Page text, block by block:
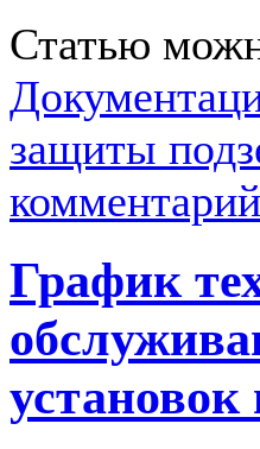
Статью
защиты
комментарий
График
установок